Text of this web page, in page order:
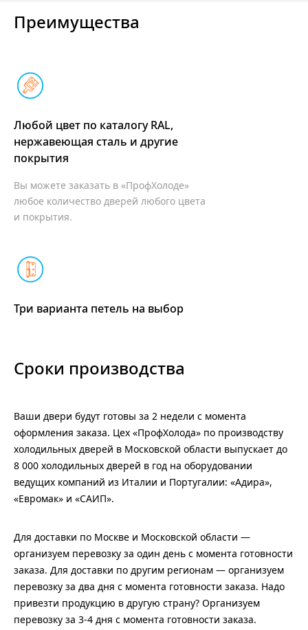
Преимущества
Любой цвет по каталогу RAL,
нержавеющая сталь и другие
покрытия
Вы можете заказать в «ПрофХолоде»
любое количество дверей любого цвета
и покрытия.
Три варианта петель на выбор
Сроки производства
Ваши двери будут готовы за 2 недели с момента
оформления заказа. Цех «ПрофХолода» по производству
холодильных дверей в Московской области выпускает до
8 000 холодильных дверей в год на оборудовании
ведущих компаний из Италии и Португалии: «Адира»,
«Евромак» и «САИП».
Для доставки по Москве и Московской области —
организуем перевозку за один день с момента готовности
заказа. Для доставки по другим регионам — организуем
перевозку за два дня с момента готовности заказа. Надо
привезти продукцию в другую страну? Организуем
перевозку за 3-4 дня с момента готовности заказа.